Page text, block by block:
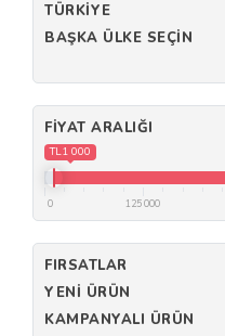
TÜRKIYE
BAŞKA ÜLKE SEÇIN
FIYAT ARALIĞI
TL1 000
0 125 000
FIRSATLAR
YENI ÜRÜN
KAMPANYALI ÜRÜN